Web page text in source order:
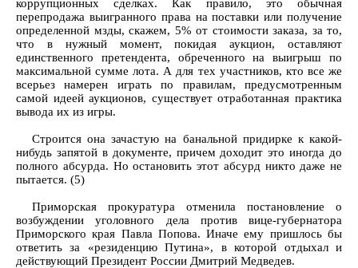
коррупционных сделках. Как правило, это обычная
перепродажа выигранного права на поставки или получение
определенной мзды, скажем, 5% от стоимости заказа, за то,
что в нужный момент, покидая аукцион, оставляют
единственного претендента, обреченного на выигрыш по
максимальной сумме лота. А для тех участников, кто все же
всерьез намерен играть по правилам, предусмотренным
самой идеей аукционов, существует отработанная практика
вывода их из игры.
Строится она зачастую на банальной придирке к какой-
нибудь запятой в документе, причем доходит это иногда до
полного абсурда. Но остановить этот абсурд никто даже не
пытается. (5)
Приморская прокуратура отменила постановление о
возбуждении уголовного дела против вице-губернатора
Приморского края Павла Попова. Иначе ему пришлось бы
ответить за «резиденцию Путина», в которой отдыхал и
действующий Президент России Дмитрий Медведев.